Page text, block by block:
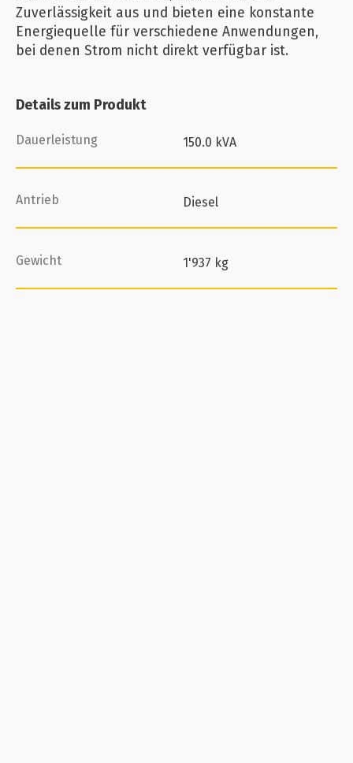
Zuverlässigkeit aus und bieten eine konstante
Energiequelle für verschiedene Anwendungen,
bei denen Strom nicht direkt verfügbar ist.
Details zum Produkt
Dauerleistung 150.0 kVA
Antrieb Diesel
Gewicht 1'937 kg